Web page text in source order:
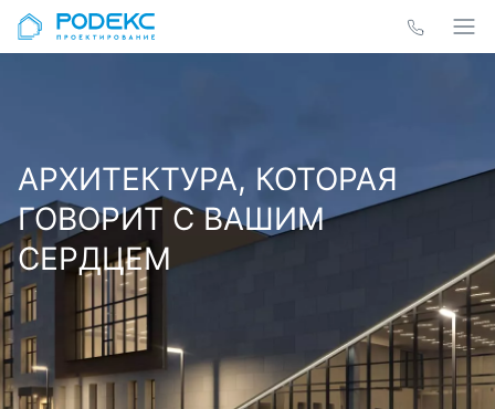
АРХИТЕКТУРА, КОТОРАЯ
ГОВОРИТ С ВАШИМ
СЕРДЦЕМ